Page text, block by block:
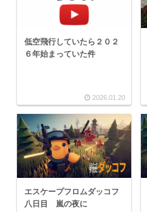
低空飛行していたら２０２
６年始まっていた件
2026.01.20
エスケープフロムダッコフ
八日目 嵐の夜に